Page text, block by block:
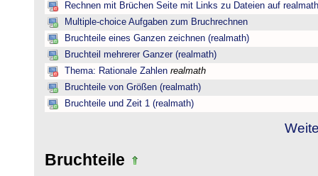
Rechnen mit Brüchen Seite mit Links zu Dateien auf
Multiple-choice Aufgaben zum Bruchrechnen
Bruchteile eines Ganzen zeichnen (realmath)
Bruchteil mehrerer Ganzer (realmath)
Thema: Rationale Zahlen realmath
Bruchteile von Größen (realmath)
Bruchteile und Zeit 1 (realmath)
Bruchteile